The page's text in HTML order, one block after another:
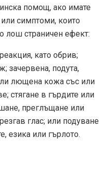
помощ, ако имате
симптоми, които
лош страничен ефект:
като обрив;
зачервена, подута,
лющена кожа със или
стягане в гърдите или
преглъщане или
глас; или подуване
езика или гърлото.